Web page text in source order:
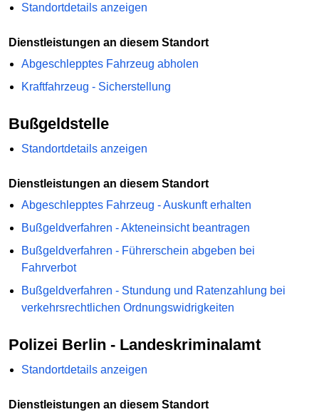
Standortdetails anzeigen
Dienstleistungen an diesem Standort
Abgeschlepptes Fahrzeug abholen
Kraftfahrzeug - Sicherstellung
Bußgeldstelle
Standortdetails anzeigen
Dienstleistungen an diesem Standort
Abgeschlepptes Fahrzeug - Auskunft erhalten
Bußgeldverfahren - Akteneinsicht beantragen
Bußgeldverfahren - Führerschein abgeben bei
Fahrverbot
Bußgeldverfahren - Stundung und Ratenzahlung bei
verkehrsrechtlichen Ordnungswidrigkeiten
Polizei Berlin - Landeskriminalamt
Standortdetails anzeigen
Dienstleistungen an diesem Standort